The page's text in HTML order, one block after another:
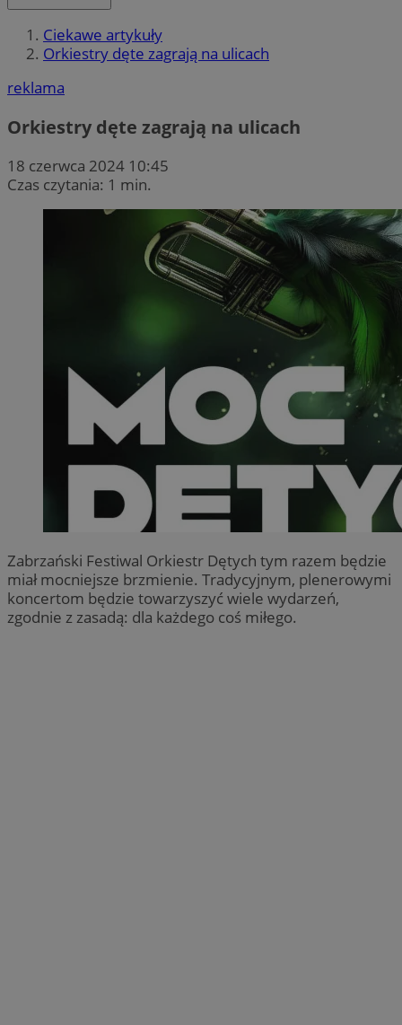
Ciekawe artykuły
Orkiestry dęte zagrają na ulicach
reklama
Orkiestry dęte zagrają na ulicach
18 czerwca 2024 10:45
Czas czytania: 1 min.
Zabrzański Festiwal Orkiestr Dętych tym razem będzie
miał mocniejsze brzmienie. Tradycyjnym, plenerowymi
koncertom będzie towarzyszyć wiele wydarzeń,
zgodnie z zasadą: dla każdego coś miłego.